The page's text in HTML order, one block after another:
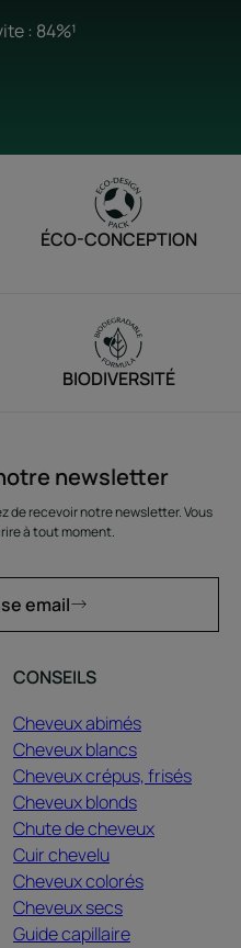
: 84%¹
ÉCO-CONCEPTION
BIODIVERSITÉ
newsletter
de recevoir notre newsletter. Vous
à tout moment.
email
CONSEILS
Cheveux abimés
Cheveux blancs
Cheveux crépus, frisés
Cheveux blonds
Chute de cheveux
Cuir chevelu
Cheveux colorés
Cheveux secs
Guide capillaire